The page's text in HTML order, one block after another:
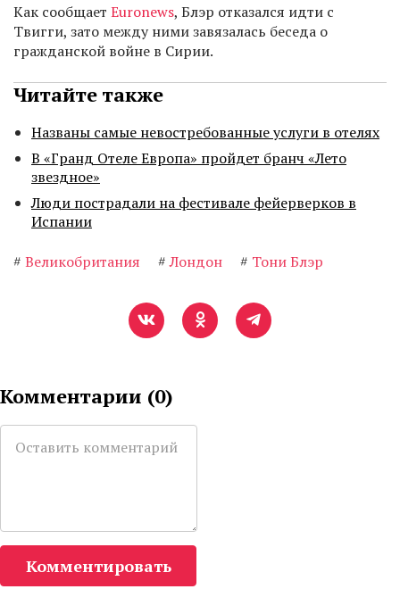
Как сообщает Euronews, Блэр отказался идти с
Твигги, зато между ними завязалась беседа о
гражданской войне в Сирии.
Читайте также
Названы самые невостребованные услуги в отелях
В «Гранд Отеле Европа» пройдет бранч «Лето
звездное»
Люди пострадали на фестивале фейерверков в
Испании
# Великобритания # Лондон # Тони Блэр
Комментарии (0)
Комментировать